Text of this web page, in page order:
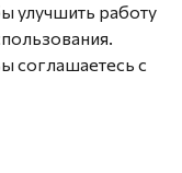
улучшить работу
соглашаетесь с